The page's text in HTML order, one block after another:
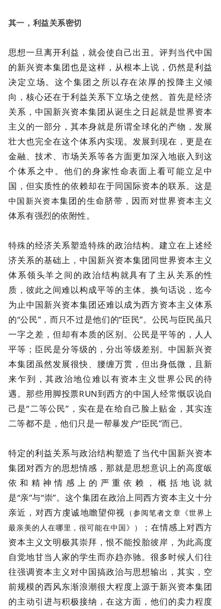
其一，利益关系密切
思想一旦离开利益，就会使自己出丑。评判当代中国
的新兴资本集团也是这样，从根本上说，仍然是利益
决定立场。这个集团之所以存在浓厚的投降主义倾
向，核心还在于利益关系下立场之使然。首先是经济
关系，中国新兴资本集团从诞生之日起就是世界资本
主义的一部分，其本身就是所谓全球化的产物，发展
壮大也完全在这个体系内实现。发展到现在，更是在
金融、技术、市场关系等各方面更加深入地嵌入到这
个体系之中。他们的身家性命表面上看可能立足中
国，但实质性的依赖却在于同国际资本的联系。这是
中国新兴资本集团的生命脐带，因而对世界资本主义
体系有强烈的依附性。
特殊的经济关系塑造特殊的政治结构。建立在上述经
济关系的基础上，中国新兴资本集团同世界资本主义
体系领头羊之间的政治结构就具有了主从关系的性
质，彼此之间难以构成平等的主体。换句话说，迄今
为止中国新兴资本集团还难以成为西方资本主义体系
的“公民”，而只不过是他们的“臣民”。公民与臣民虽只
一字之差，但却有本质的区别。公民是平等的，人人
平等；臣民是分等级的，分出等级差别。中国新兴资
本集团虽然发展很快、腰缠万贯，但出身低微，且新
来乍到，其政治地位难以有资本主义世界公民的待
遇。那些用脚投票RUN到西方的中国人经常慨叹说自
己是“二等公民”，实在是在给自己脸上贴金，其实连
二等都不是，他们只是一帮暴发户“臣民”而已。
特定的利益关系与政治结构塑造了当代中国新兴资本
集团对西方的思想情感，那就是思想意识上的高度皈
依和精神情感上的严重依赖，概括地说就
是“亲”与“崇”。这个集团在政治上同西方资本主义十分
亲近，对西方虔诚地瞻望仰视 （参阅笔者文章《世界上
最亲美的人在哪里，很可能在中国》）
；在情感上对西方
资本主义文明极其崇拜，恨不能投胎彼岸，为此高度
自觉地甘当人家的学生而亦趋亦驰。很多时候人们往
往强调资本主义对中国搞政治与思想输出，其实，空
前规模的西风东渐浪潮很大程度上源于新兴资本集团
的主动引进与积极接纳，在这方面，他们的卖力程度